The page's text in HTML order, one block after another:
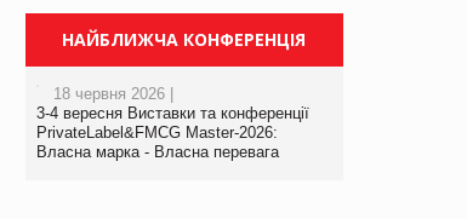
Брагина Людмила
Просування компанії на
www.trademaster.ua.
правила. Особливості.
НАЙБЛИЖЧА КОНФЕРЕНЦІЯ
18 червня 2026 |
3-4 вересня Виставки та конференції
PrivateLabel&FMCG Master-2026:
Власна марка - Власна перевага